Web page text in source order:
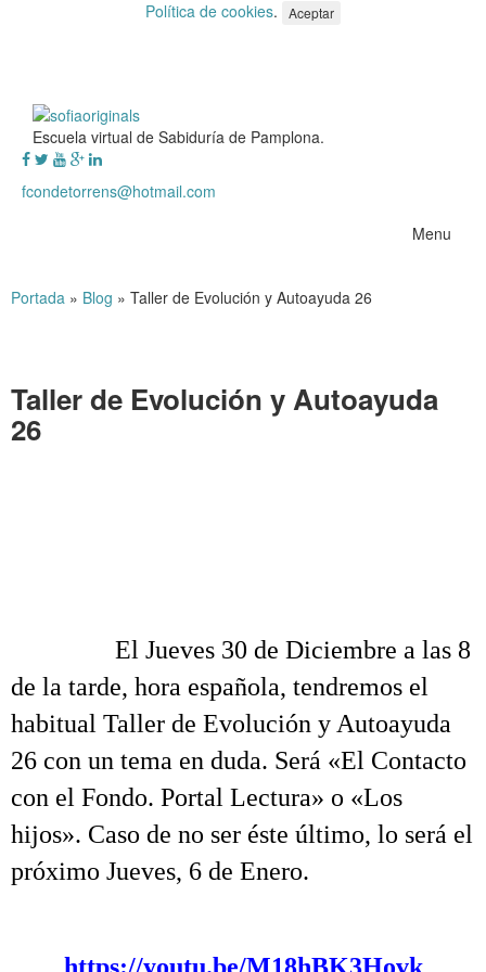
Política de cookies. Aceptar
Escuela virtual de Sabiduría de Pamplona.
fcondetorrens@hotmail.com
Menu
Portada » Blog » Taller de Evolución y Autoayuda 26
Taller de Evolución y Autoayuda
26
El Jueves 30 de Diciembre a las 8
de la tarde, hora española, tendremos el
habitual Taller de Evolución y Autoayuda
26 con un tema en duda. Será «El Contacto
con el Fondo. Portal Lectura» o «Los
hijos». Caso de no ser éste último, lo será el
próximo Jueves, 6 de Enero.
https://youtu.be/M18hBK3Hovk